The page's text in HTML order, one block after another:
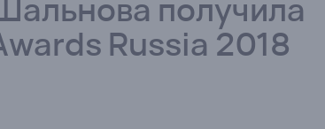
получила
Russia 2018